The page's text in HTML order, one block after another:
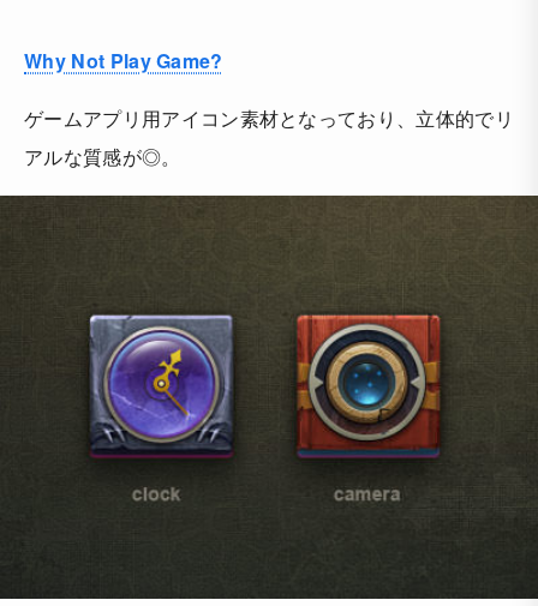
Why Not Play Game?
ゲームアプリ用アイコン素材となっており、立体的でリ
アルな質感が◎。